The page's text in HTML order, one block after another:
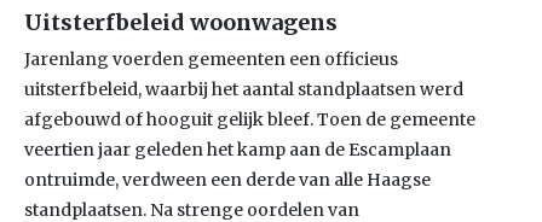
Uitsterfbeleid woonwagens
Jarenlang voerden gemeenten een officieus
uitsterfbeleid, waarbij het aantal standplaatsen werd
afgebouwd of hooguit gelijk bleef. Toen de gemeente
veertien jaar geleden het kamp aan de Escamplaan
ontruimde, verdween een derde van alle Haagse
standplaatsen. Na strenge oordelen van